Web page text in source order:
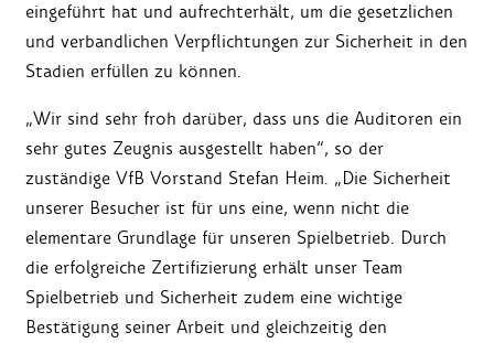
eingeführt hat und aufrechterhält, um die gesetzlichen
und verbandlichen Verpflichtungen zur Sicherheit in den
Stadien erfüllen zu können.
„Wir sind sehr froh darüber, dass uns die Auditoren ein
sehr gutes Zeugnis ausgestellt haben“, so der
zuständige VfB Vorstand Stefan Heim. „Die Sicherheit
unserer Besucher ist für uns eine, wenn nicht die
elementare Grundlage für unseren Spielbetrieb. Durch
die erfolgreiche Zertifizierung erhält unser Team
Spielbetrieb und Sicherheit zudem eine wichtige
Bestätigung seiner Arbeit und gleichzeitig den